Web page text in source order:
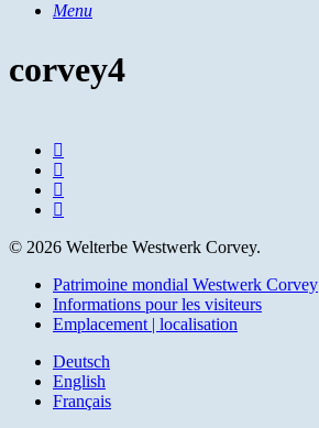
Menu
corvey4
facebook
youtube
instagram
email
© 2026 Welterbe Westwerk Corvey.
Close
Menu
Patrimoine mondial Westwerk Corvey
Informations pour les visiteurs
Emplacement | localisation
Deutsch
English
Français